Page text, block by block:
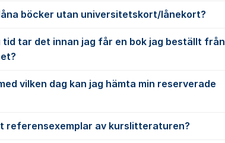
böcker utan universitetskort/lånekort?
tid tar det innan jag får en bok jag beställt från
vilken dag kan jag hämta min reserverade
referensexemplar av kurslitteraturen?